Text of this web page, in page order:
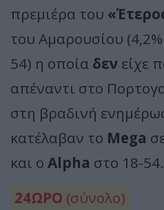
πρεμιέρα του
του Αμαρουσίου
54) η οποία δεν είχε
απέναντι στο
στη βραδινή
κατέλαβαν το Mega
και o Alpha στο 18-54.
24ΩΡΟ (σύνολο)